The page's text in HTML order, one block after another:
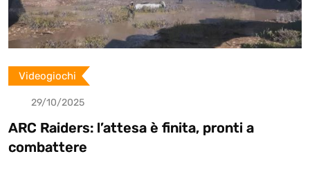
Videogiochi
29/10/2025
ARC Raiders: l’attesa è finita, pronti a
combattere